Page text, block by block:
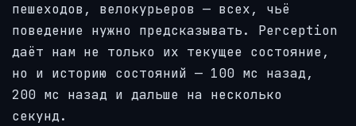
пешеходов, велокурьеров — всех, чьё
поведение нужно предсказывать. Perception
даёт нам не только их текущее состояние,
но и историю состояний — 100 мс назад,
200 мс назад и дальше на несколько
секунд.